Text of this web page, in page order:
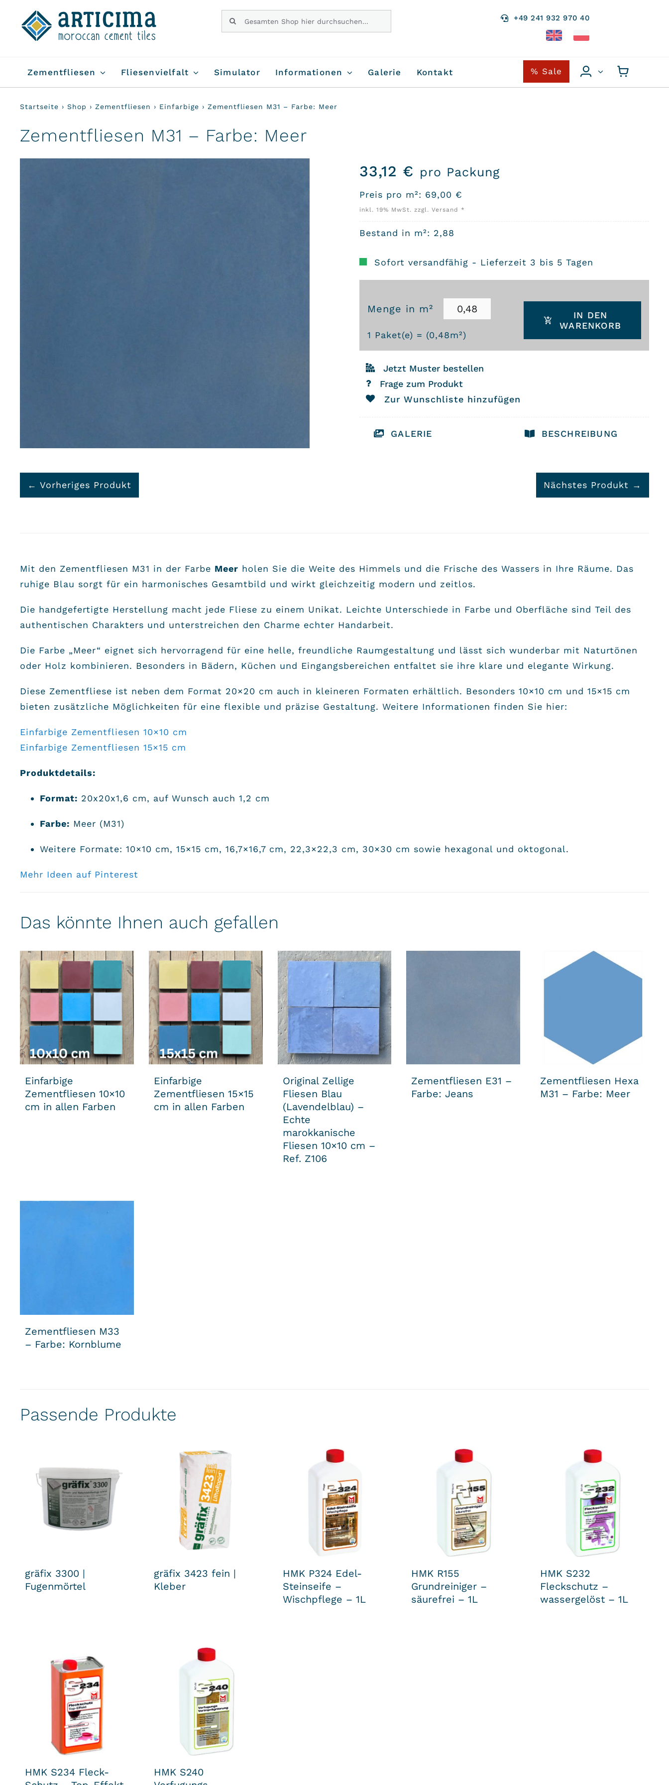
content
Suche
nach:
+49 241 932 970 40
Zementfliesen Fliesenvielfalt Simulator Informationen Galerie Kontakt % Sale
Startseite › Shop › Zementfliesen › Einfarbige › Zementfliesen M31 – Farbe: Meer
Zementfliesen M31 – Farbe: Meer
33,12 € pro Packung
Preis pro m²: 69,00 €
inkl. 19% MwSt. zzgl. Versand *
Bestand in m²: 2,88
Sofort versandfähig - Lieferzeit 3 bis 5 Tagen
Menge in m²
1 Paket(e) = (0,48m²)
-
Farbe:
Meer
IN DEN
WARENKORB
Jetzt Muster bestellen
Frage zum Produkt
Zur Wunschliste hinzufügen
GALERIE BESCHREIBUNG
← Vorheriges Produkt Nächstes Produkt →
Mit den Zementfliesen M31 in der Farbe Meer holen Sie die Weite des Himmels und die Frische des Wassers in Ihre Räume. Das
ruhige Blau sorgt für ein harmonisches Gesamtbild und wirkt gleichzeitig modern und zeitlos.
Die handgefertigte Herstellung macht jede Fliese zu einem Unikat. Leichte Unterschiede in Farbe und Oberfläche sind Teil des
authentischen Charakters und unterstreichen den Charme echter Handarbeit.
Die Farbe „Meer“ eignet sich hervorragend für eine helle, freundliche Raumgestaltung und lässt sich wunderbar mit Naturtönen
oder Holz kombinieren. Besonders in Bädern, Küchen und Eingangsbereichen entfaltet sie ihre klare und elegante Wirkung.
Diese Zementfliese ist neben dem Format 20×20 cm auch in kleineren Formaten erhältlich. Besonders 10×10 cm und 15×15 cm
bieten zusätzliche Möglichkeiten für eine flexible und präzise Gestaltung. Weitere Informationen finden Sie hier:
Einfarbige Zementfliesen 10×10 cm
Einfarbige Zementfliesen 15×15 cm
Produktdetails:
Format: 20x20x1,6 cm, auf Wunsch auch 1,2 cm
Farbe: Meer (M31)
Weitere Formate: 10×10 cm, 15×15 cm, 16,7×16,7 cm, 22,3×22,3 cm, 30×30 cm sowie hexagonal und oktogonal.
Mehr Ideen auf Pinterest
Das könnte Ihnen auch gefallen
Einfarbige
Zementfliesen 10×10
cm in allen Farben
Einfarbige
Zementfliesen 15×15
cm in allen Farben
Original Zellige
Fliesen Blau
(Lavendelblau) –
Echte
marokkanische
Fliesen 10×10 cm –
Ref. Z106
Zementfliesen E31 –
Farbe: Jeans
Zementfliesen Hexa
M31 – Farbe: Meer
Zementfliesen M33
– Farbe: Kornblume
Passende Produkte
gräfix 3300 |
Fugenmörtel
gräfix 3423 fein |
Kleber
HMK P324 Edel-
Steinseife –
Wischpflege – 1L
HMK R155
Grundreiniger –
säurefrei – 1L
HMK S232
Fleckschutz –
wassergelöst – 1L
HMK S234 Fleck-
HMK S240